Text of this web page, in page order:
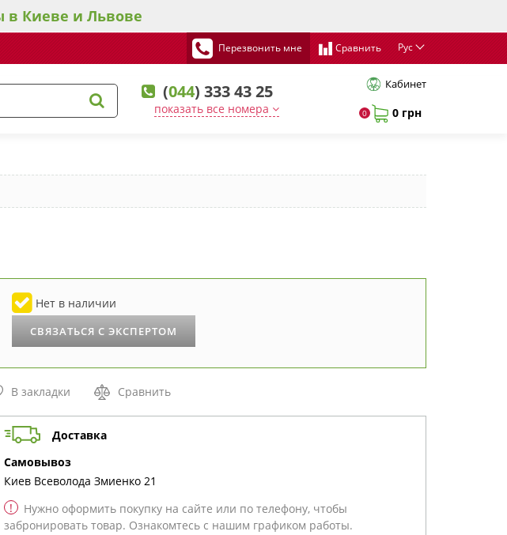
в Киеве и Львове
Перезвонить мне Сравнить Рус
(044) 333 43 25
показать все номера
Кабинет
0 0 грн
Нет в наличии
СВЯЗАТЬСЯ С ЭКСПЕРТОМ
В закладки Сравнить
Доставка
cамовывоз
Киев Всеволода Змиенко 21
!
Нужно оформить покупку на сайте или по телефону, чтобы
забронировать товар. Ознакомтесь с нашим графиком работы.